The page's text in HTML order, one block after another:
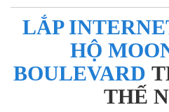
LẮP
HỘ
BOULEVARD
THẾ